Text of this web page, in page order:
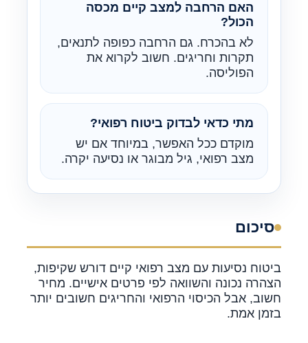
האם הרחבה למצב קיים מכסה
הכול?
לא בהכרח. גם הרחבה כפופה לתנאים,
תקרות וחריגים. חשוב לקרוא את
הפוליסה.
מתי כדאי לבדוק ביטוח רפואי?
מוקדם ככל האפשר, במיוחד אם יש
מצב רפואי, גיל מבוגר או נסיעה יקרה.
סיכום
ביטוח נסיעות עם מצב רפואי קיים דורש שקיפות,
הצהרה נכונה והשוואה לפי פרטים אישיים. מחיר
חשוב, אבל הכיסוי הרפואי והחריגים חשובים יותר
בזמן אמת.